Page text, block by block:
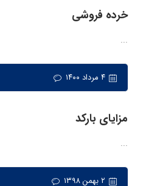
خرده فروشی
...
۴ مرداد ۱۴۰۰
مزایای بارکد
...